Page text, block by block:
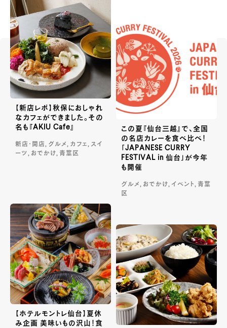
【新店レポ】秋保におしゃれ
なカフェができました。その
名も『AKIU Cafe』
新店・開店, グルメ, カフェ, スイ
ーツ, おでかけ, 青葉区
この夏『仙台三越』で、全国
の名店カレーを食べ比べ！
「JAPANESE CURRY
FESTIVAL in 仙台」が今年
も開催
グルメ, おでかけ, イベント, 青葉
区
【ホテルモントレ仙台】夏休
み企画 美味いもの沢山！食